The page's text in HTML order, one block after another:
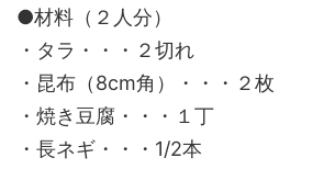
●材料（２人分）
・タラ・・・２切れ
・昆布（8cm角）・・・２枚
・焼き豆腐・・・１丁
・長ネギ・・・1/2本